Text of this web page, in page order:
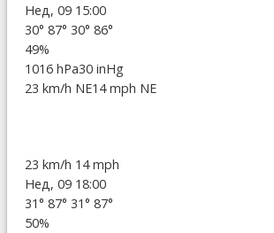
Нед, 09 15:00
30° 87° 30° 86°
49%
1016 hPa30 inHg
23 km/h NE14 mph NE
23 km/h 14 mph
Нед, 09 18:00
31° 87° 31° 87°
50%